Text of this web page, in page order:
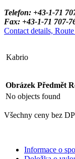
Telefon: +43-1-71
Fax: +43-1-71 707-
Contact details,
Kabrio
Obrázek Předmět
No objects found
Všechny ceny bez
Informace o